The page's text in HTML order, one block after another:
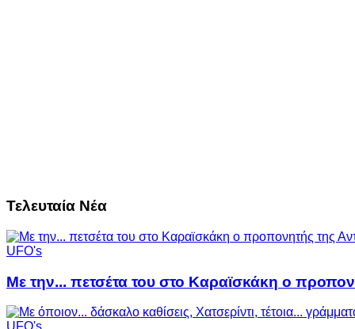
Τελευταία Νέα
UFO's
Με την... πετσέτα του στο Καραϊσκάκη ο